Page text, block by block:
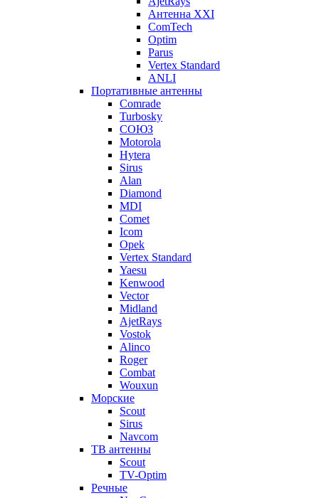
Антенна XXI
ComTech
Optim
Parus
Vertex Standard
ANLI
Портативные антенны
Comrade
Turbosky
СОЮЗ
Motorola
Hytera
Sirus
Alan
Diamond
MDI
Comet
Icom
Opek
Vertex Standard
Yaesu
Kenwood
Vector
Midland
AjetRays
Vostok
Alinco
Roger
Combat
Wouxun
Морские
Scout
Sirus
Navcom
ТВ антенны
Scout
TV-Optim
Речные